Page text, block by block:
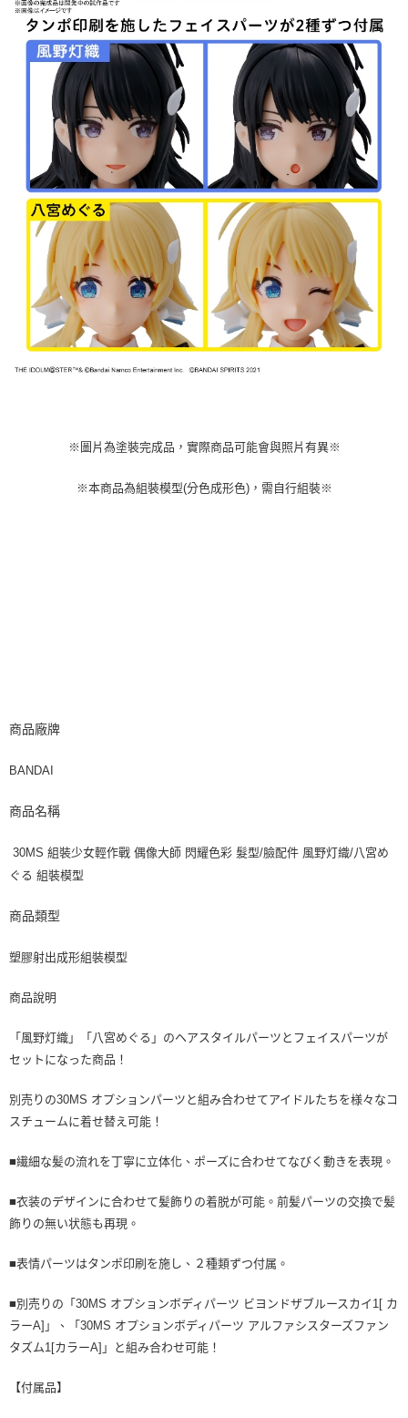
※圖片為塗裝完成品，實際商品可能會與照片有異※
※本商品為組裝模型(分色成形色)，需自行組裝※
商品廠牌
BANDAI
商品名稱
30MS 組裝少女輕作戰 偶像大師 閃耀色彩 髮型/臉配件 風野灯織/八宮め
ぐる 組裝模型
商品類型
塑膠射出成形組裝模型
商品說明
「風野灯織」「八宮めぐる」のヘアスタイルパーツとフェイスパーツが
セットになった商品！
別売りの30MS オプションパーツと組み合わせてアイドルたちを様々なコ
スチュームに着せ替え可能！
■繊細な髪の流れを丁寧に立体化、ポーズに合わせてなびく動きを表現。
■衣装のデザインに合わせて髪飾りの着脱が可能。前髪パーツの交換で髪
飾りの無い状態も再現。
■表情パーツはタンポ印刷を施し、２種類ずつ付属。
■別売りの「30MS オプションボディパーツ ビヨンドザブルースカイ1[ カ
ラーA]」、「30MS オプションボディパーツ アルファシスターズファン
タズム1[カラーA]」と組み合わせ可能！
【付属品】